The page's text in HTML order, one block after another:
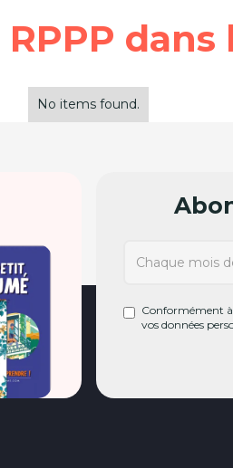
RPPP
No items found.
Conformément
vos données